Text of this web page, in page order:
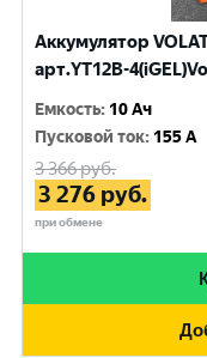
Аккумулятор
арт.YT12B-
Емкость: 10 Ач
Пусковой ток: 155 A
3 366руб.
3 276 руб.
при обмене